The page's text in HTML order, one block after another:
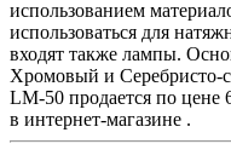
использованием
использоваться для
входят также лампы.
Хромовый и Серебристо-
LM-50 продается по цене
в интернет-магазине .